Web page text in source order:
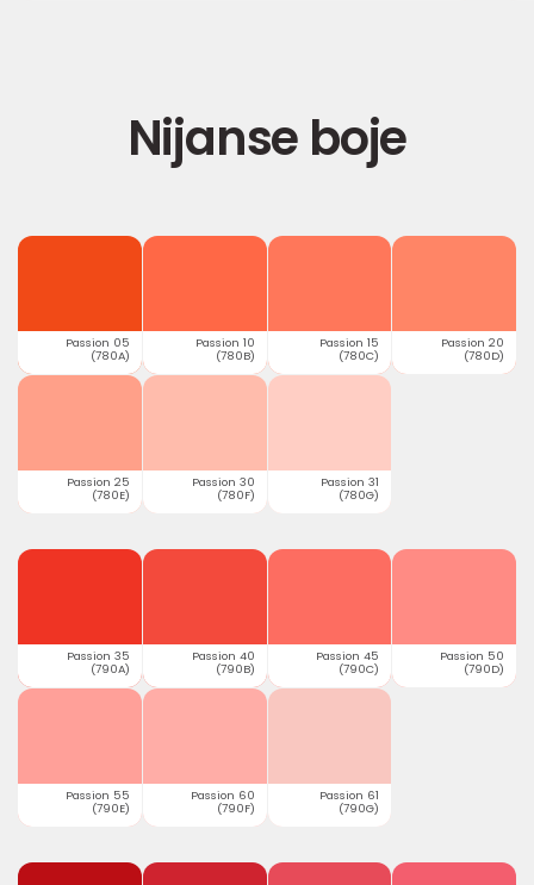
Nijanse boje
Passion 05
(780A)
Passion 10
(780B)
Passion 15
(780C)
Passion 20
(780D)
Passion 25
(780E)
Passion 30
(780F)
Passion 31
(780G)
Passion 35
(790A)
Passion 40
(790B)
Passion 45
(790C)
Passion 50
(790D)
Passion 55
(790E)
Passion 60
(790F)
Passion 61
(790G)